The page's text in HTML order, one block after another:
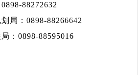
0898-88272632
局： 0898-88266642
： 0898-88595016